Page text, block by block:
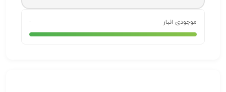
موجودی انبار -